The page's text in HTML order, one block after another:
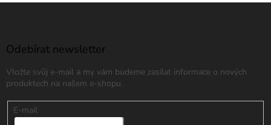
Z
Odebírat newsletter
Vložte svůj e-mail a my vám budeme zasílat informace o nových
produktech na našem e-shopu.
E-mail